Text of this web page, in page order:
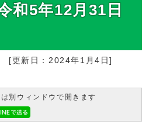
和5年12月31日
[更新日： 2024年1月4日]
別ウィンドウで開きます